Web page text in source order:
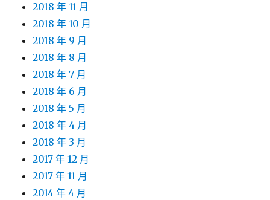
2018 年 11 月
2018 年 10 月
2018 年 9 月
2018 年 8 月
2018 年 7 月
2018 年 6 月
2018 年 5 月
2018 年 4 月
2018 年 3 月
2017 年 12 月
2017 年 11 月
2014 年 4 月